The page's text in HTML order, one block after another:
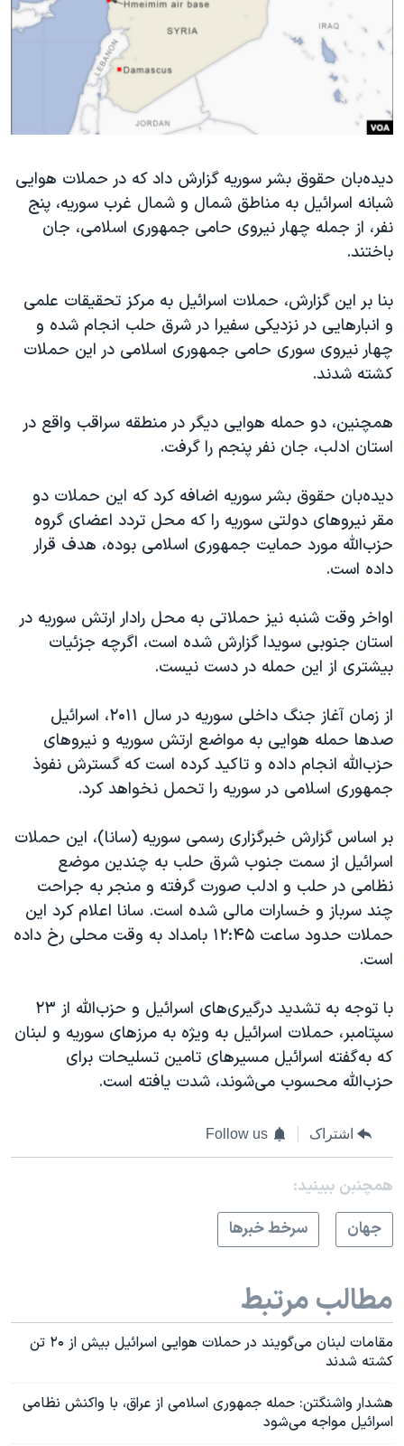
فرهنگ و زندگی
حقوق شهروندی
اقتصادی
علم و فناوری
گالری عکس
آرشیو پخش زنده
مستندها
انتخابات ریاست جمهوری آمریکا ۲۰۲۴
حمله جمهوری اسلامی به اسرائیل
رمز مهسا
اعتراضات زن، زندگی، آزادی
مجموعه مستندهای دادخواهی
تریبونال مردمی آبان ۹۸
چهل سال گروگان‌گیری
قانون شفافیت دارائی کادر رهبری ایران
اعتراضات مردمی آبان ۹۸
نرگس محمدی برنده جایزه نوبل صلح
صفحه‌های ویژه
سفر پرزیدنت ترامپ به چین
دنبال کنید
زبانهای مختلف
دیده‌بان حقوق بشر سوریه گزارش داد که در حملات هوایی
شبانه اسرائیل به مناطق شمال و شمال غرب سوریه، پنج
نفر، از جمله چهار نیروی حامی جمهوری اسلامی، جان
باختند.
بنا بر این گزارش، حملات اسرائیل به مرکز تحقیقات علمی
و انبارهایی در نزدیکی سفیرا در شرق حلب انجام شده و
چهار نیروی سوری حامی جمهوری اسلامی در این حملات
کشته شدند.
همچنین، دو حمله هوایی دیگر در منطقه سراقب واقع در
استان ادلب، جان نفر پنجم را گرفت.
دیده‌بان حقوق بشر سوریه اضافه کرد که این حملات دو
مقر نیروهای دولتی سوریه را که محل تردد اعضای گروه
حزب‌الله مورد حمایت جمهوری اسلامی بوده، هدف قرار
داده است.
اواخر وقت شنبه نیز حملاتی به محل رادار ارتش سوریه در
استان جنوبی سویدا گزارش شده است، اگرچه جزئیات
بیشتری از این حمله در دست نیست.
از زمان آغاز جنگ داخلی سوریه در سال ۲۰۱۱، اسرائیل
صدها حمله هوایی به مواضع ارتش سوریه و نیروهای
حزب‌الله انجام داده و تاکید کرده است که گسترش نفوذ
جمهوری اسلامی در سوریه را تحمل نخواهد کرد.
بر اساس گزارش خبرگزاری رسمی سوریه (سانا)، این حملات
اسرائیل از سمت جنوب شرق حلب به چندین موضع
نظامی در حلب و ادلب صورت گرفته و منجر به جراحت
چند سرباز و خسارات مالی شده است. سانا اعلام کرد این
حملات حدود ساعت ۱۲:۴۵ بامداد به وقت محلی رخ داده
است.
با توجه به تشدید درگیری‌های اسرائیل و حزب‌الله از ۲۳
سپتامبر، حملات اسرائیل به ویژه به مرزهای سوریه و لبنان
که به‌گفته اسرائیل مسیرهای تامین تسلیحات برای
حزب‌الله محسوب می‌شوند، شدت یافته است.
اشتراک Follow us
همچنبن ببینید:
جهان
سرخط خبرها
مطالب مرتبط
مقامات لبنان می‌گویند در حملات هوایی اسرائیل بیش از ۲۰ تن
کشته شدند
هشدار واشنگتن: حمله جمهوری اسلامی از عراق، با واکنش نظامی
اسرائیل مواجه می‌شود